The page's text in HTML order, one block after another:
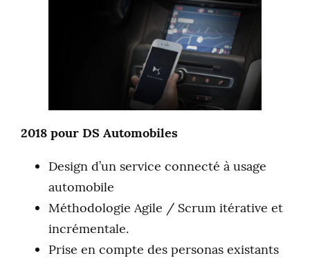
2018 pour DS Automobiles
Design d’un service connecté à usage
automobile
Méthodologie Agile / Scrum itérative et
incrémentale.
Prise en compte des personas existants